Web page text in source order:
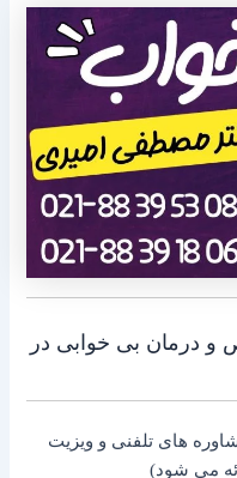
و درمان بی خوابی در
های تلفنی و ویزیت
می شود)